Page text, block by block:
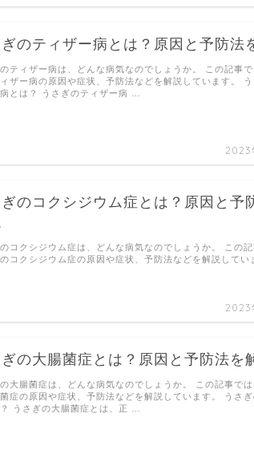
ぎのティザー病とは？原因と予防法
2023
ティザー病は、どんな病気なのでしょうか。 この記事で
ザー病の原因や症状、予防法などを解説しています。 う
とは？ うさぎのティザー病 …
ぎのコクシジウム症とは？原因と予
2023
コクシジウム症は、どんな病気なのでしょうか。 この記
コクシジウム症の原因や症状、予防法などを解説して
ぎの大腸菌症とは？原因と予防法を
大腸菌症は、どんな病気なのでしょうか。 この記事で
症の原因や症状、予防法などを解説しています。 うさ
うさぎの大腸菌症とは、正 …